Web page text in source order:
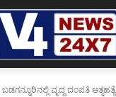
ಬಡಗನ್ನೂರಿನಲ್ಲಿ ವೃದ್ದ ದಂಪತಿ ಆತ್ಮಹತ್ಯೆ